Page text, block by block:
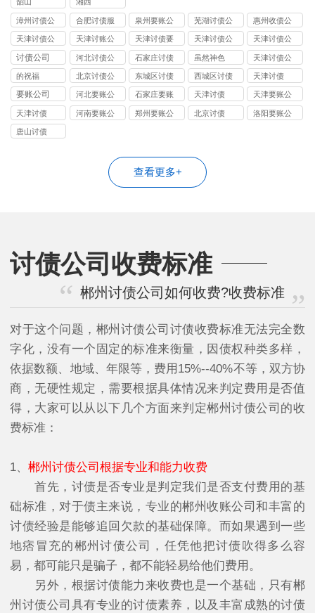
韶山 湘西
漳州讨债公
司
合肥讨债服
务
泉州要账公
司
芜湖讨债公
司
惠州收债公
司
天津讨债公
司
天津讨账公
司
天津讨债要
账公司
天津讨债公
司
天津讨债公
司
讨债公司
河北讨债公
司
石家庄讨债
公司
虽然神色
天津讨债公
司
的祝福
北京讨债公
司
东城区讨债
公司
西城区讨债
公司
天津讨债
要账公司
河北要账公
司
石家庄要账
公司
天津讨债
天津要账公
司
天津讨债
河南要账公
郑州要账公
北京讨债
洛阳要账公
唐山讨债
查看更多+
讨债公司收费标准
郴州讨债公司如何收费?收费标准
对于这个问题，郴州讨债公司讨债收费标准无法完全数
字化，没有一个固定的标准来衡量，因债权种类多样，
依据数额、地域、年限等，费用15%--40%不等，双方协
商，无硬性规定，需要根据具体情况来判定费用是否值
得，大家可以从以下几个方面来判定郴州讨债公司的收
费标准：
1、 郴州讨债公司根据专业和能力收费
首先，讨债是否专业是判定我们是否支付费用的基
础标准，对于债主来说，专业的郴州收账公司和丰富的
讨债经验是能够追回欠款的基础保障。而如果遇到一些
地痞冒充的郴州讨债公司，任凭他把讨债吹得多么容
易，都可能只是骗子，都不能轻易给他们费用。
另外，根据讨债能力来收费也是一个基础，只有郴
州讨债公司具有专业的讨债素养，以及丰富成熟的讨债